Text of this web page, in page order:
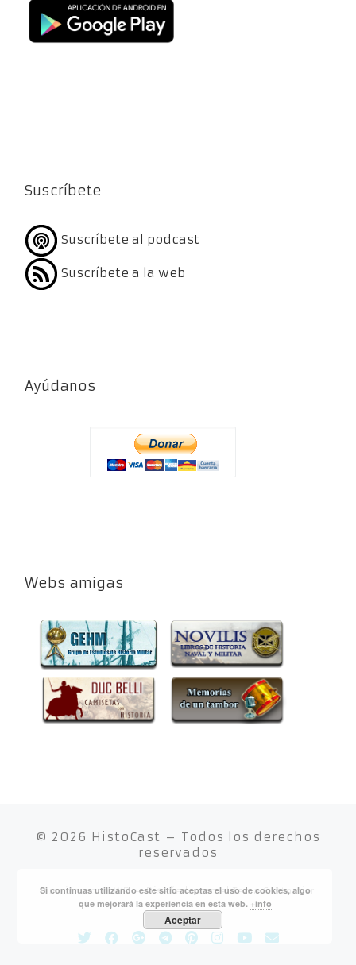
Suscríbete
Suscríbete al podcast
Suscríbete a la web
Ayúdanos
Webs amigas
© 2026 HistoCast – Todos los derechos
reservados
Funciona conWP– Diseñado con elTema Customizr
Si continuas utilizando este sitio aceptas el uso de cookies, algo
que mejorará la experiencia en esta web. +info
Aceptar